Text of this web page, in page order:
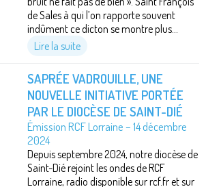
de Sales à qui l’on rapporte souvent
indûment ce dicton se montre plus...
Lire la suite
SAPRÉE VADROUILLE, UNE
NOUVELLE INITIATIVE PORTÉE
PAR LE DIOCÈSE DE SAINT-DIÉ
Émission RCF Lorraine – 14 décembre
2024
Depuis septembre 2024, notre diocèse de
Saint-Dié rejoint les ondes de RCF
Lorraine, radio disponible sur rcf.fr et sur